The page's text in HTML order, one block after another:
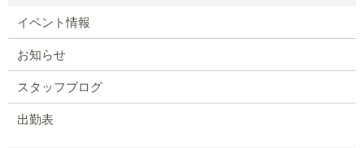
イベント情報
お知らせ
スタッフブログ
出勤表